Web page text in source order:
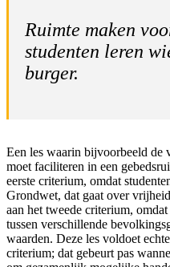
Ruimte maken
studenten leren
burger.
Een les waarin bijvoorbeeld de
moet faciliteren in een
eerste criterium, omdat
Grondwet, dat gaat over
aan het tweede criterium,
tussen verschillende
waarden. Deze les voldoet
criterium; dat gebeurt pas